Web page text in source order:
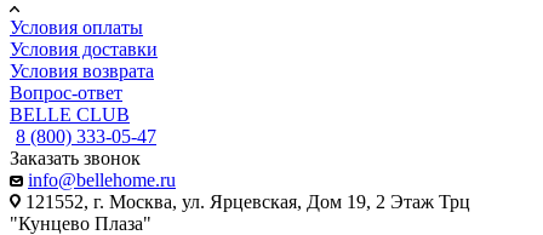
Условия оплаты
Условия доставки
Условия возврата
Вопрос-ответ
BELLE CLUB
8 (800) 333-05-47
Заказать звонок
info@bellehome.ru
121552, г. Москва, ул. Ярцевская, Дом 19, 2 Этаж Трц
"Кунцево Плаза"